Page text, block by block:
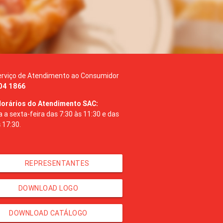
de Atendimento ao Consumidor
1866
do Atendimento SAC:
a sexta-feira das 7:30 às 11:30 e das
17:30.
REPRESENTANTES
DOWNLOAD LOGO
DOWNLOAD CATÁLOGO